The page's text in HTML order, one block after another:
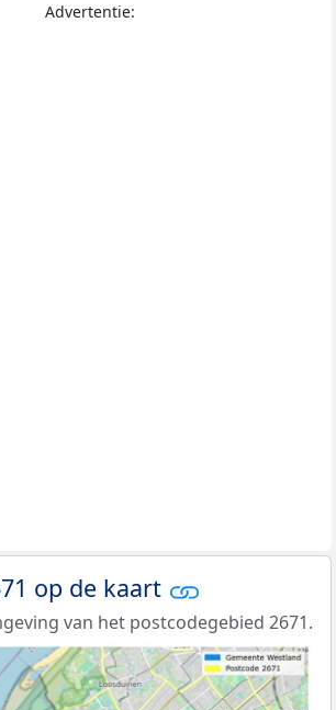
Advertentie:
op de kaart
van het postcodegebied 2671.